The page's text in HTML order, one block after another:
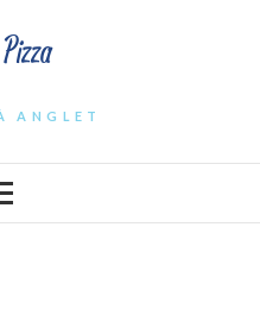
ANGLET